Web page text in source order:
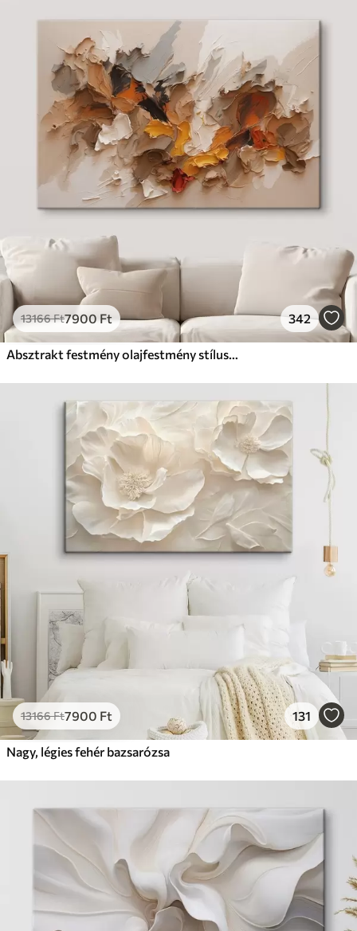
13166Ft7900Ft 342
Absztrakt festmény olajfestmény stílusban
13166Ft7900 Ft 131
Nagy, légies fehér bazsarózsa